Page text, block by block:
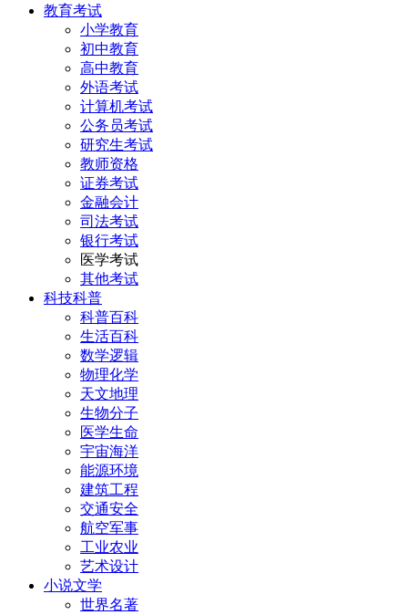
教育考试
小学教育
初中教育
高中教育
外语考试
计算机考试
公务员考试
研究生考试
教师资格
证券考试
金融会计
司法考试
银行考试
医学考试
其他考试
科技科普
科普百科
生活百科
数学逻辑
物理化学
天文地理
生物分子
医学生命
宇宙海洋
能源环境
建筑工程
交通安全
航空军事
工业农业
艺术设计
小说文学
世界名著